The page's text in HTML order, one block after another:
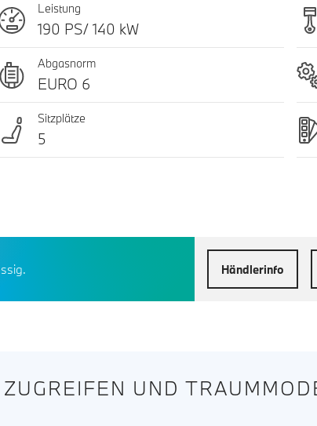
Leistung
190 PS/ 140 kW
Abgasnorm
EURO 6
Sitzplätze
5
Händlerinfo
UND